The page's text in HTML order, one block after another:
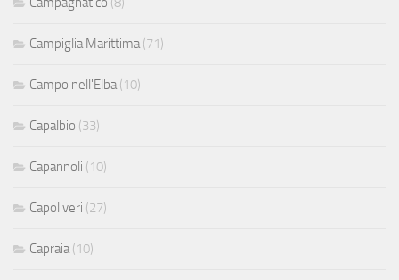
Campiglia Marittima (71)
Campo nell'Elba (10)
Capalbio (33)
Capannoli (10)
Capoliveri (27)
Capraia (10)